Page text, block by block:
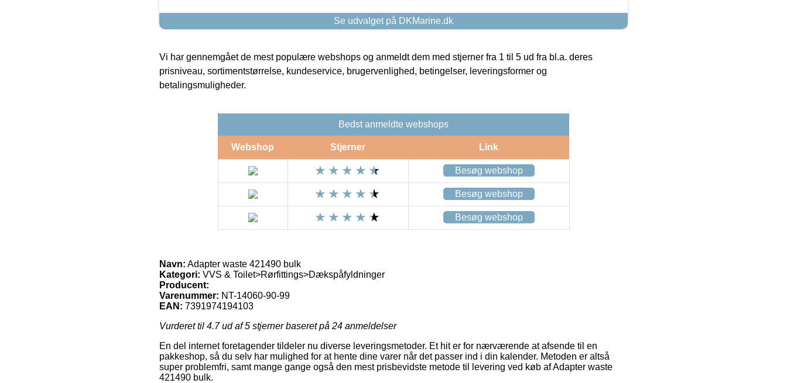
Se udvalget på DKMarine.dk
Vi har gennemgået de mest populære webshops og anmeldt dem med stjerner fra 1 til 5 ud fra bl.a. deres
prisniveau, sortimentstørrelse, kundeservice, brugervenlighed, betingelser, leveringsformer og
betalingsmuligheder.
Bedst anmeldte webshops
Webshop Stjerner Link
Besøg webshop
Besøg webshop
Besøg webshop
Navn: Adapter waste 421490 bulk
Kategori: VVS & Toilet>Rørfittings>Dækspåfyldninger
Producent:
Varenummer: NT-14060-90-99
EAN: 7391974194103
Vurderet til 4.7ud af 5 stjerner baseret på 24 anmeldelser
En del internet foretagender tildeler nu diverse leveringsmetoder. Et hit er for nærværende at afsende til en
pakkeshop, så du selv har mulighed for at hente dine varer når det passer ind i din kalender. Metoden er altså
super problemfri, samt mange gange også den mest prisbevidste metode til levering ved køb af Adapter waste
421490 bulk.